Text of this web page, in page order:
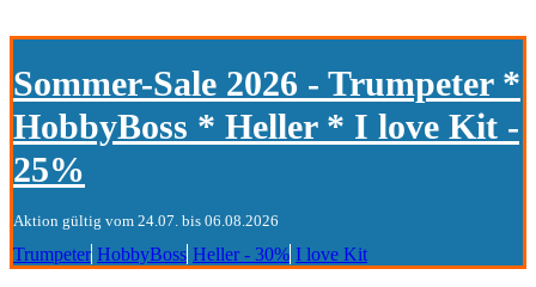
Sommer-Sale 2026 - Trumpeter *
HobbyBoss * Heller * I love Kit -
25%
Aktion gültig vom 24.07. bis 06.08.2026
Trumpeter HobbyBoss Heller - 30% I love Kit